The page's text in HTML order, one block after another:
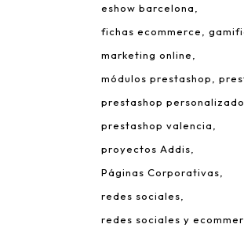
eshow barcelona
fichas ecommerce
marketing online
módulos prestashop
prestashop
prestashop valencia
proyectos Addis
Páginas Corporativas
redes sociales
redes sociales y
C/ Leonardo da Vinci, 22.
Parque Tecnológico de Valencia.
46980 Paterna – Valencia
info@addis.es
(+34) 96 134 46 64